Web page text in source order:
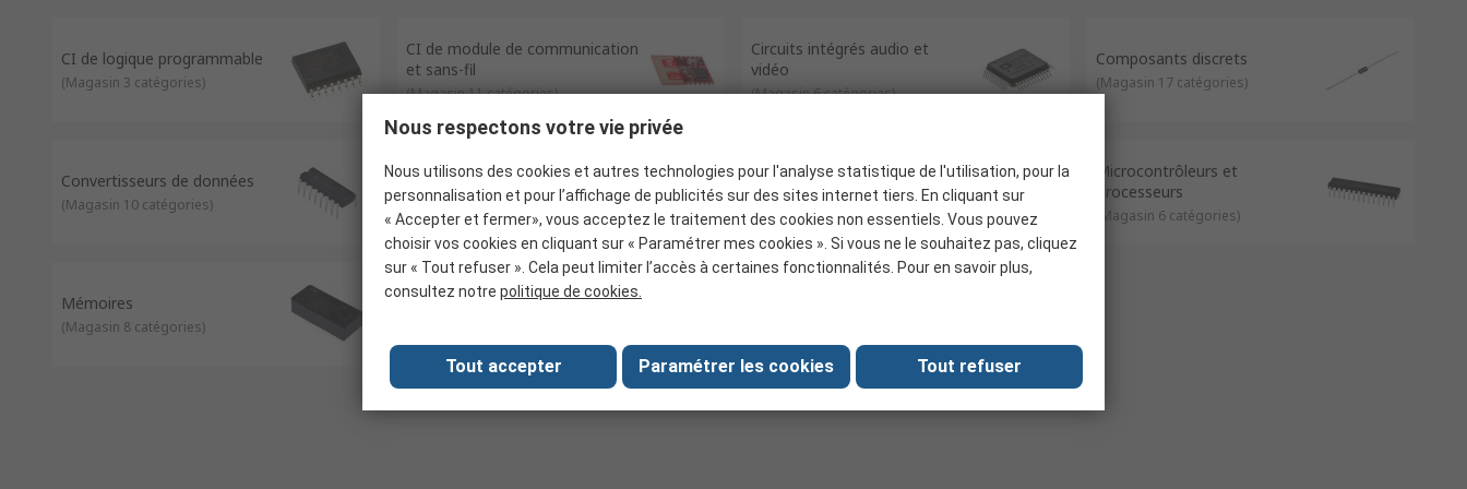
CI de logique programmable
(Magasin 3 catégories)
CI de module de communication
et sans-fil
(Magasin 11 catégories)
Circuits intégrés audio et
vidéo
(Magasin 6 catégories)
Composants discrets
(Magasin 17 catégories)
Convertisseurs de données
(Magasin 10 catégories)
Gestion de l'alimentation
(Magasin 19 catégories
Interfaces
(Magasin 15 catégories)
Microcontrôleurs et
Processeurs
Magasin 6 catégories)
Mémoires
(Magasin 8 catégories)
Programmateurs et débogeurs
Nous respectons votre vie privée
Nous utilisons des cookies et autres technologies pour l'analyse statistique de l'utilisation, pour la
personnalisation et pour l’affichage de publicités sur des sites internet tiers. En cliquant sur
« Accepter et fermer», vous acceptez le traitement des cookies non essentiels. Vous pouvez
choisir vos cookies en cliquant sur « Paramétrer mes cookies ». Si vous ne le souhaitez pas, cliquez
sur « Tout refuser ». Cela peut limiter l’accès à certaines fonctionnalités. Pour en savoir plus,
consultez notre politique de cookies.
Tout accepter Paramétrer les cookies Tout refuser